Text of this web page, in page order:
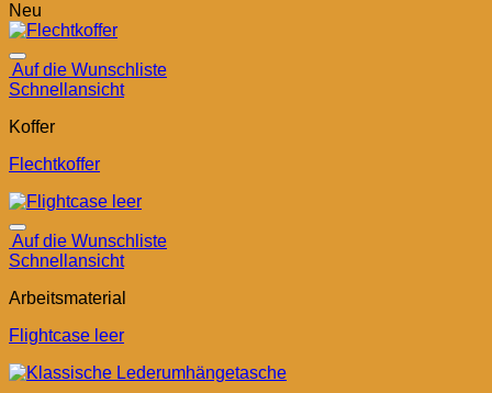
Neu
Auf die Wunschliste
Schnellansicht
Koffer
Flechtkoffer
Auf die Wunschliste
Schnellansicht
Arbeitsmaterial
Flightcase leer